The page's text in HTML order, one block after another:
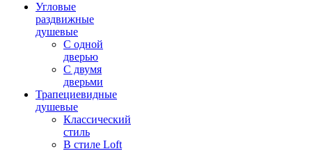
Угловые
раздвижные
душевые
С одной
дверью
С двумя
дверьми
Трапециевидные
душевые
Классический
стиль
В стиле Loft